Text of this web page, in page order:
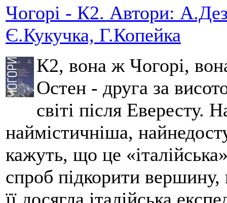
Чогорі - К2. Автори:
Є.Кукучка, Г.Копейка
К2, вона ж Чогорі,
Остен - друга за
світі після Евересту.
наймістичніша,
кажуть, що це
спроб підкорити